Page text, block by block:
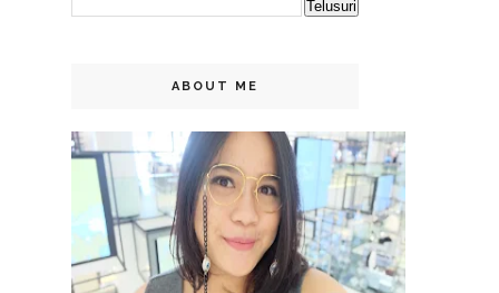
ABOUT ME